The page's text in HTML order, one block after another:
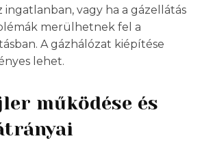
ingatlanban, vagy ha a gázellátás
merülhetnek fel a
A gázhálózat kiépítése
lehet.
működése és